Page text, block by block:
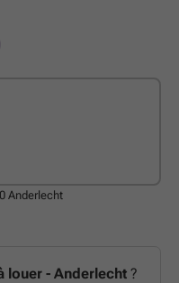
Anderlecht
louer - Anderlecht ?